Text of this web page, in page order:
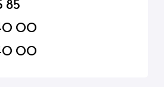
85
00
00